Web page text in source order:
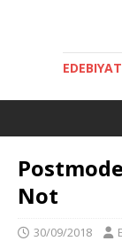
Not
30/09/2018